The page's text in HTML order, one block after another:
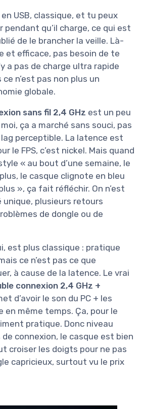
USB, classique, et tu peux
pendant qu’il charge, ce qui est
de le brancher la veille. Là-
et efficace, pas besoin de te
a pas de charge ultra rapide
n’est pas non plus un
globale.
sans fil 2,4 GHz est un peu
ça a marché sans souci, pas
perceptible. La latence est
le FPS, c’est nickel. Mais quand
« au bout d’une semaine, le
le casque clignote en bleu
», ça fait réfléchir. On n’est
unique, plusieurs retours
de dongle ou de
est plus classique : pratique
ce n’est pas ce que
à cause de la latence. Le vrai
connexion 2,4 GHz +
d’avoir le son du PC + les
même temps. Ça, pour le
pratique. Donc niveau
connexion, le casque est bien
croiser les doigts pour ne pas
capricieux, surtout vu le prix